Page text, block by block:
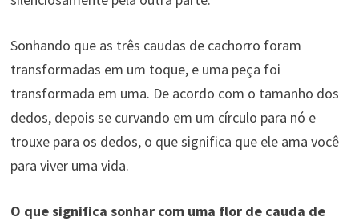
Sonhando que as três caudas de cachorro foram
transformadas em um toque, e uma peça foi
transformada em uma. De acordo com o tamanho dos
dedos, depois se curvando em um círculo para nó e
trouxe para os dedos, o que significa que ele ama você
para viver uma vida.
O que significa sonhar com uma flor de cauda de